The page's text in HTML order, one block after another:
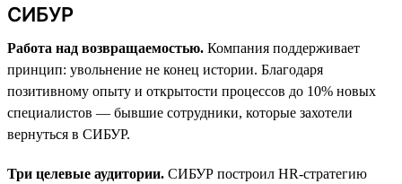
СИБУР
Работа над возвращаемостью. Компания поддерживает
принцип: увольнение не конец истории. Благодаря
позитивному опыту и открытости процессов до 10% новых
специалистов — бывшие сотрудники, которые захотели
вернуться в СИБУР.
Три целевые аудитории. СИБУР построил HR-стратегию